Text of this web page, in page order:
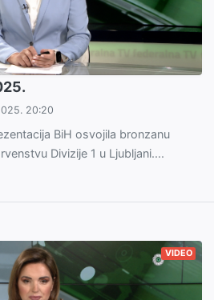
20:20
BiH osvojila bronzanu
Divizije 1 u Ljubljani....
VIDEO